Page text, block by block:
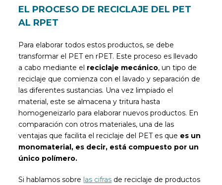
EL PROCESO DE RECICLAJE DEL PET
AL RPET
Para elaborar todos estos productos, se debe
transformar el PET en rPET. Este proceso es llevado
a cabo mediante el reciclaje mecánico, un tipo de
reciclaje que comienza con el lavado y separación de
las diferentes sustancias. Una vez limpiado el
material, este se almacena y tritura hasta
homogeneizarlo para elaborar nuevos productos. En
comparación con otros materiales, una de las
ventajas que facilita el reciclaje del PET es que es un
monomaterial, es decir, está compuesto por un
único polímero.
Si hablamos sobre las cifras de reciclaje de productos